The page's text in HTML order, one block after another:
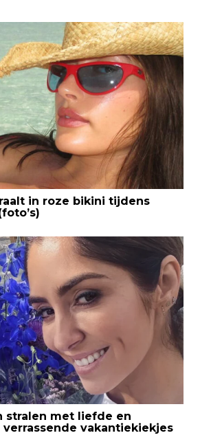
in roze bikini tijdens
stralen met liefde en
vakantiekiekjes